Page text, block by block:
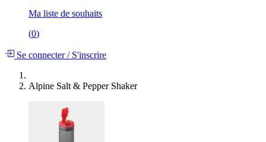
Ma liste de souhaits
(0)
Se connecter/S'inscrire
Alpine Salt & Pepper Shaker